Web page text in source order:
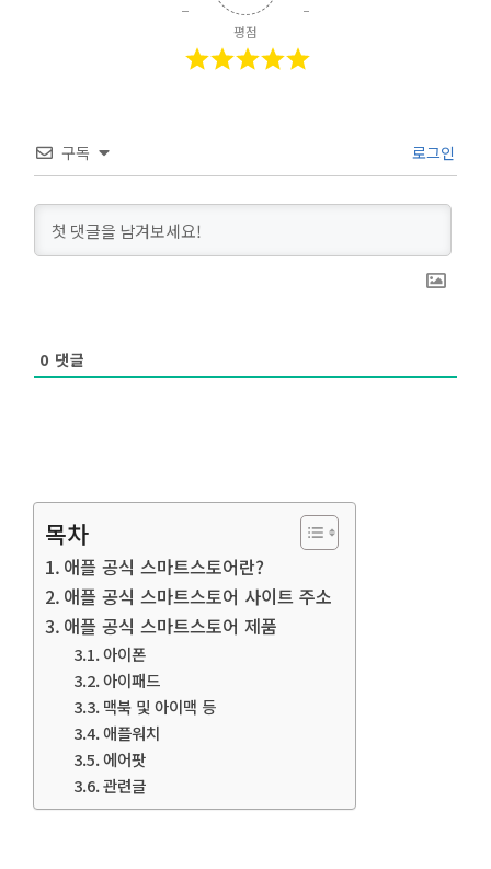
평점
구독 로그인
0 댓글
목차
애플 공식 스마트스토어란?
애플 공식 스마트스토어 사이트 주소
애플 공식 스마트스토어 제품
아이폰
아이패드
맥북 및 아이맥 등
애플워치
에어팟
관련글